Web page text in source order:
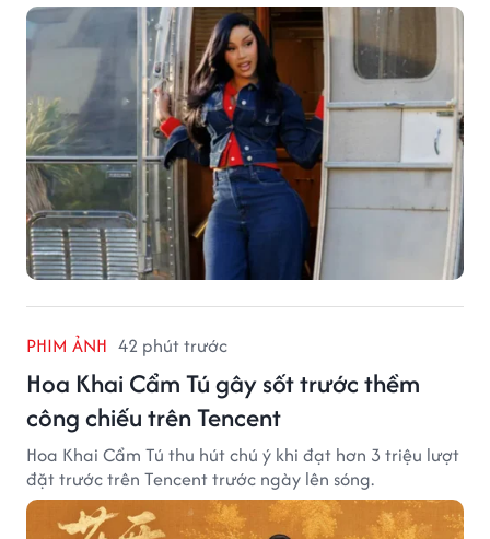
PHIM ẢNH 42 phút trước
Hoa Khai Cẩm Tú gây sốt trước thềm
công chiếu trên Tencent
Hoa Khai Cẩm Tú thu hút chú ý khi đạt hơn 3 triệu lượt
đặt trước trên Tencent trước ngày lên sóng.